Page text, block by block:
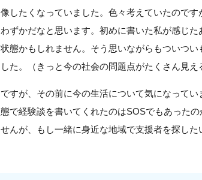
像したくなっていました。色々考えていたので
わずかだなと思います。初めに書いた私が感じ
状態かもしれません。そう思いながらもついつ
した。（きっと今の社会の問題点がたくさん見え
ですが、その前に今の生活について気になって
態で経験談を書いてくれたのはSOSでもあった
せんが、もし一緒に身近な地域で支援者を探し